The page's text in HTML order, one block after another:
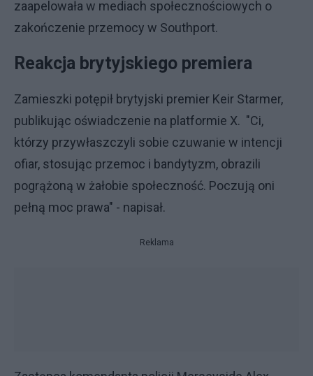
zaapelowała w mediach społecznościowych o
zakończenie przemocy w Southport.
Reakcja brytyjskiego premiera
Zamieszki potępił brytyjski premier Keir Starmer,
publikując oświadczenie na platformie X. "Ci,
którzy przywłaszczyli sobie czuwanie w intencji
ofiar, stosując przemoc i bandytyzm, obrazili
pogrążoną w żałobie społeczność. Poczują oni
pełną moc prawa" - napisał.
Reklama